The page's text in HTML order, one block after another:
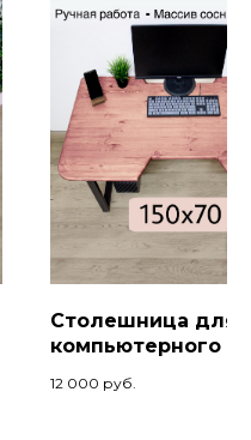
Столешница для
компьютерного
сосны 150x70x4,
12 000 руб.